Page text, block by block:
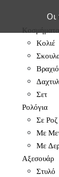
Κοσμήματα
Κολιέ
Σετ
Ρολόγια
Σε
Με
Με
Αξεσουάρ
Στυλό
Οι